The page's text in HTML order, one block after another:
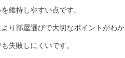
維持しやすい点です。
り部屋選びで大切なポイントがわか
失敗しにくいです。